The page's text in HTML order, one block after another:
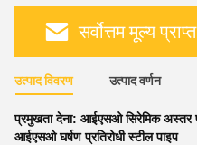
सर्वोत्तम मूल्य
उत्पाद विवरण उत्पाद वर्णन
प्रमुखता देना: आईएसओ सिरेमिक अस्तर
आईएसओ घर्षण प्रतिरोधी स्टील पाइप